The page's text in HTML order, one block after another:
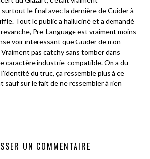
le final avec la dernière de Guider à
Tout le public a halluciné et a demandé
revanche, Pre-Language est vraiment moins
voir intéressant que Guider de mon
pas catchy sans tomber dans
caractère industrie-compatible. On a du
du truc, ça ressemble plus à ce
sauf sur le fait de ne ressembler à rien
UN COMMENTAIRE